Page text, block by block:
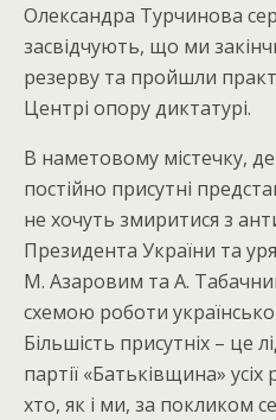
Олександра Турчинова
засвідчують, що ми
резерву та пройшли
Центрі опору диктатурі.
В наметовому містечку,
постійно присутні
не хочуть змиритися з
Президента України та
М. Азаровим та А.
схемою роботи
Більшість присутніх – це
партії «Батьківщина» усіх
хто, як і ми, за покликом